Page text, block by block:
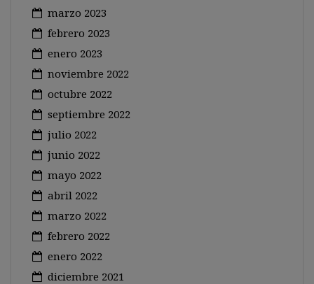
marzo 2023
febrero 2023
enero 2023
noviembre 2022
octubre 2022
septiembre 2022
julio 2022
junio 2022
mayo 2022
abril 2022
marzo 2022
febrero 2022
enero 2022
diciembre 2021